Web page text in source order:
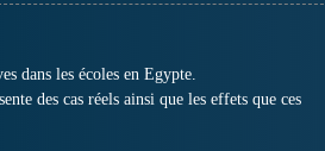
dans les écoles en Egypte.
des cas réels ainsi que les effets que ces